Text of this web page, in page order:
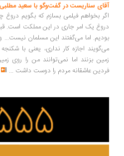
سناریست در گفت‌وگو با سعید مطلبی
بخواهم فیلمی بسازم که بگویم دروغ چیز
یک امر جاری در این مملکت است. قبحش از
اما می‌گفتند این مسلمان نیست... وقتی
اجازه کار نداری، یعنی با شکنجه او
بزنند اما نمی‌توانند من را روی زمین
عاشقانه مردم را دوست داشت ...